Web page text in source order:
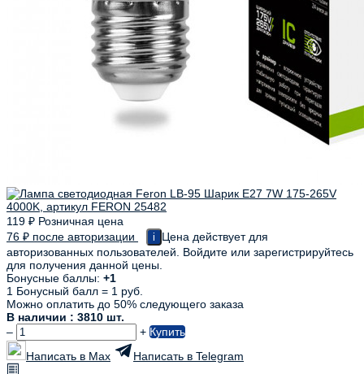
119 ₽ Розничная цена
76 ₽ после авторизации i
Цена действует для
авторизованных пользователей. Войдите или зарегистрируйтесь
для получения данной цены.
Бонусные баллы: +1
1 Бонусный балл = 1 руб.
Можно оплатить до 50% следующего заказа
В наличии : 3810 шт.
–
+ Купить
Написать в Max
Написать в Telegram